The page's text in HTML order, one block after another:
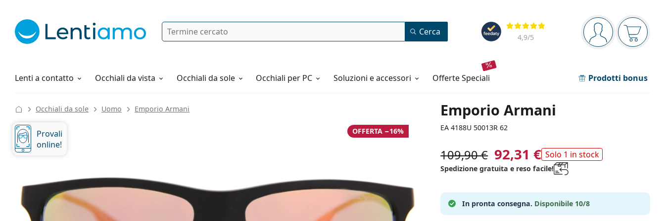
Barra di navigazione
sei connesso
Il
Valutazione
4,9/5
Ricerca Cerca
Lenti a contatto
Soluzioni Occhiali da vista Occhiali da sole Occhiali per PC Soluzioni e accessori offerte speciali Prodotti bonus
Tutto sugli acquisti
Emporio Armani
EA 4188U 50013R 62
Occhiali da sole Uomo Emporio Armani
OFFERTA −16%
Provali
online!
109,90 € 92,31 € Solo 1 in stock
Spedizione gratuita e reso facile!
In pronta consegna. Disponibile 10/8